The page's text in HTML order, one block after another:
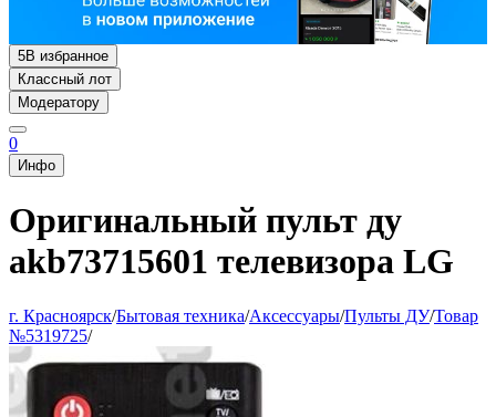
5В избранное
Классный лот
Модератору
0
Инфо
Оригинальный пульт ду
akb73715601 телевизора LG
г. Красноярск/Бытовая техника/Аксессуары/Пульты ДУ/Товар
№5319725/